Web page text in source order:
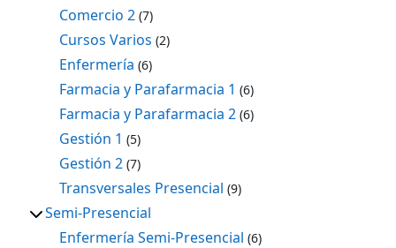
Comercio 2 (7)
Cursos Varios (2)
Enfermería (6)
Farmacia y Parafarmacia 1 (6)
Farmacia y Parafarmacia 2 (6)
Gestión 1 (5)
Gestión 2 (7)
Transversales Presencial (9)
Semi-Presencial
Enfermería Semi-Presencial (6)